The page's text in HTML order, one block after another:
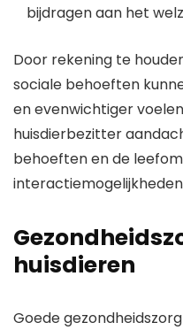
bijdragen aan het
Door rekening te
sociale behoeften
en evenwichtiger
huisdierbezitter
behoeften en de
huisdieren
Goede